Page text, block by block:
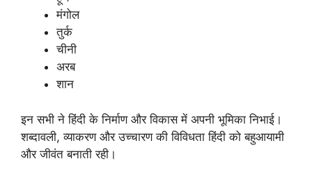
मंगोल
तुर्क
चीनी
अरब
शान
इन सभी ने हिंदी के निर्माण और विकास में अपनी भूमिका निभाई।
शब्दावली, व्याकरण और उच्चारण की विविधता हिंदी को बहुआयामी
और जीवंत बनाती रही।